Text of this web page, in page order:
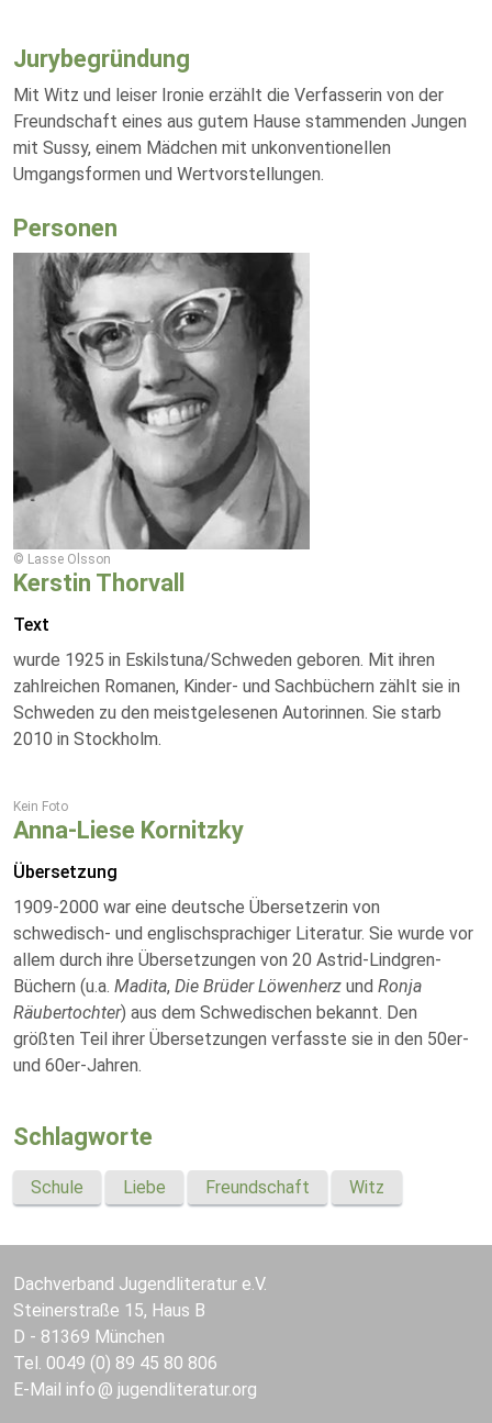
Jurybegründung
Mit Witz und leiser Ironie erzählt die Verfasserin von der
Freundschaft eines aus gutem Hause stammenden Jungen
mit Sussy, einem Mädchen mit unkonventionellen
Umgangsformen und Wertvorstellungen.
Personen
© Lasse Olsson
Kerstin Thorvall
Text
wurde 1925 in Eskilstuna/Schweden geboren. Mit ihren
zahlreichen Romanen, Kinder- und Sachbüchern zählt sie in
Schweden zu den meistgelesenen Autorinnen. Sie starb
2010 in Stockholm.
Kein Foto
Anna-Liese Kornitzky
Übersetzung
1909-2000 war eine deutsche Übersetzerin von
schwedisch- und englischsprachiger Literatur. Sie wurde vor
allem durch ihre Übersetzungen von 20 Astrid-Lindgren-
Büchern (u.a. Madita, Die Brüder Löwenherz und Ronja
Räubertochter) aus dem Schwedischen bekannt. Den
größten Teil ihrer Übersetzungen verfasste sie in den 50er-
und 60er-Jahren.
Schlagworte
Schule Liebe Freundschaft Witz
Dachverband Jugendliteratur e.V.
Steinerstraße 15, Haus B
D - 81369 München
Tel. 0049 (0) 89 45 80 806
E-Mail info jugendliteratur.org